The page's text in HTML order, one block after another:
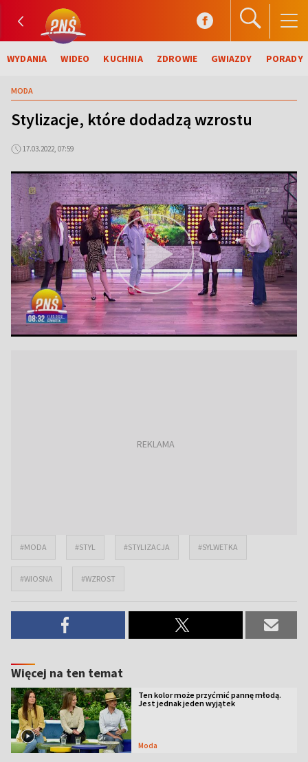
WYDANIA WIDEO KUCHNIA ZDROWIE GWIAZDY PORADY
MODA
Stylizacje, które dodadzą wzrostu
17.03.2022, 07:59
#MODA #STYL #STYLIZACJA #SYLWETKA
#WIOSNA #WZROST
Więcej na ten temat
Ten kolor może przyćmić pannę młodą.
Jest jednak jeden wyjątek
Moda